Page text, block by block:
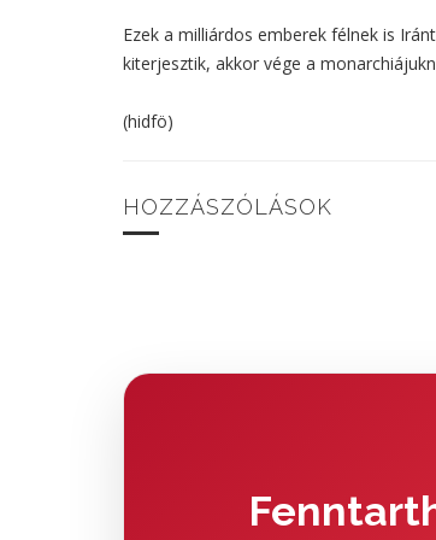
Ezek a milliárdos emberek félnek is
kiterjesztik, akkor vége a
(hidfö)
HOZZÁSZÓLÁSOK